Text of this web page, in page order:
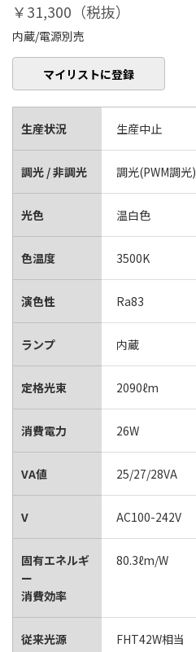
￥31,300（税抜）
内蔵/電源別売
マイリストに登録
生産状況 生産中止
調光 / 非調光 調光(PWM調光)
光色 温白色
色温度 3500K
演色性 Ra83
ランプ 内蔵
定格光束 2090ℓm
消費電力 26W
VA値 25/27/28VA
V AC100-242V
固有エネルギ
ー
消費効率
80.3ℓm/W
従来光源 FHT42W相当